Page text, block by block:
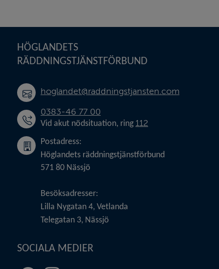
HÖGLANDETS
RÄDDNINGSTJÄNSTFÖRBUND
hoglandet@raddningstjansten.com
0383-46 77 00
Vid akut nödsituation, ring 112
Postadress:
Höglandets räddningstjänstförbund
571 80 Nässjö
Besöksadresser:
Lilla Nygatan 4, Vetlanda
Telegatan 3, Nässjö
SOCIALA MEDIER